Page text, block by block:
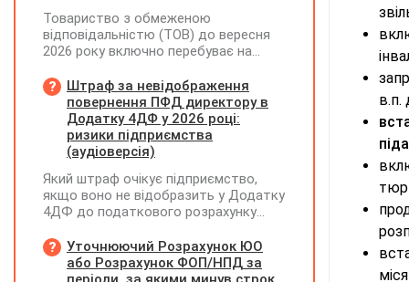
в.п.
Товариство з обмеженою
відповідальністю (ТОВ) до вересня
2026 року включно перебуває на
(єдиний податок, 3 група, ставка 5%,
неплатник ПДВ). З 1 жовтня 2026
року підприємство переходить на
загальну систему оподаткування
(стає платником податку на
діяльності у періоді 2024–2025 років
(під час перебування на спрощеній
системі) підприємство отримало
нерозподіленого прибутку в балансі
становить 18 млн грн. Наприкінці
Штраф за невідображення
повернення ПФД директору в
Додатку 4ДФ у 2026 році:
ризики підприємства
(аудіоверсія)
Який штраф очікує підприємство,
якщо воно не відобразить у Додатку
4ДФ до податкового розрахунку
допомоги (ПФД) директору?
Уточнюючий Розрахунок ЮО
або Розрахунок ФОП/НПД за